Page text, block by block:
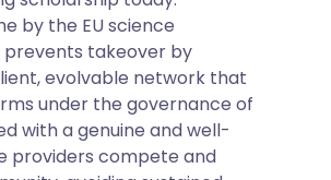
by the EU science
prevents takeover by
evolvable network that
under the governance of
with a genuine and well-
providers compete and